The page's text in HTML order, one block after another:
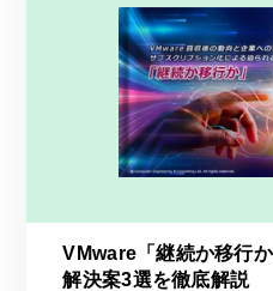
VMware「継続か移行
解決案3選を徹底解説